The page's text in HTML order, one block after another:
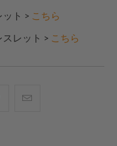
ト > こちら
レット > こちら
Pinterest